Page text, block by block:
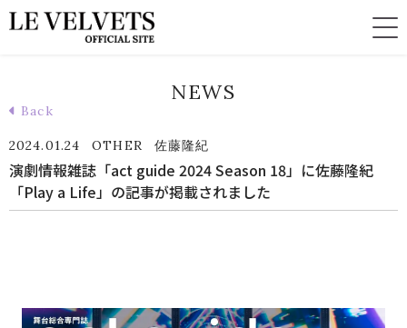
NEWS
Back
2024.01.24 OTHER 佐藤隆紀
演劇情報雑誌「act guide 2024 Season 18」に佐藤隆紀
「Play a Life」の記事が掲載されました